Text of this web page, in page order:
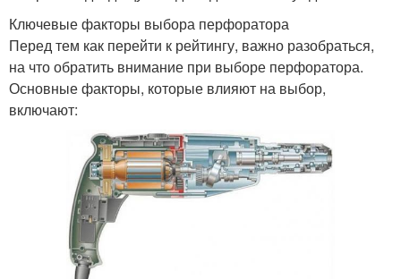
Ключевые факторы выбора перфоратора
Перед тем как перейти к рейтингу, важно разобраться,
на что обратить внимание при выборе перфоратора.
Основные факторы, которые влияют на выбор,
включают: